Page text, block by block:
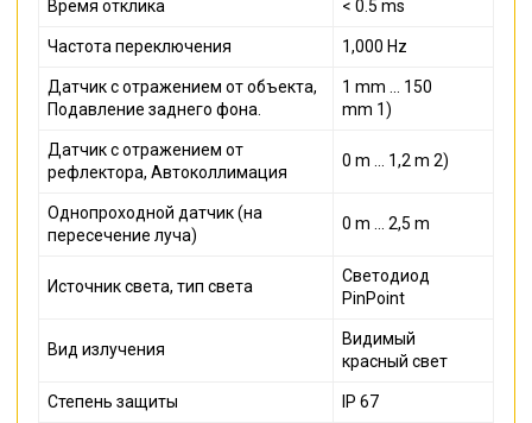
Время отклика < 0.5 ms
Частота переключения 1,000 Hz
Датчик с отражением от объекта,
Подавление заднего фона.
1 mm ... 150
mm 1)
Датчик с отражением от
рефлектора, Автоколлимация
0 m ... 1,2 m 2)
Однопроходной датчик (на
пересечение луча)
0 m ... 2,5 m
Источник света, тип света
Светодиод
PinPoint
Вид излучения
Видимый
красный свет
Степень защиты IP 67